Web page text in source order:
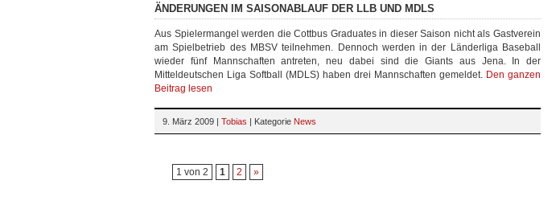
ÄNDERUNGEN IM SAISONABLAUF DER LLB UND MDLS
Aus Spielermangel werden die Cottbus Graduates in dieser Saison nicht als Gastverein
am Spielbetrieb des MBSV teilnehmen. Dennoch werden in der Länderliga Baseball
wieder fünf Mannschaften antreten, neu dabei sind die Giants aus Jena. In der
Mitteldeutschen Liga Softball (MDLS) haben drei Mannschaften gemeldet. Den ganzen
Beitrag lesen
9. März 2009 | Tobias | Kategorie News
1 von 2 1 2 »